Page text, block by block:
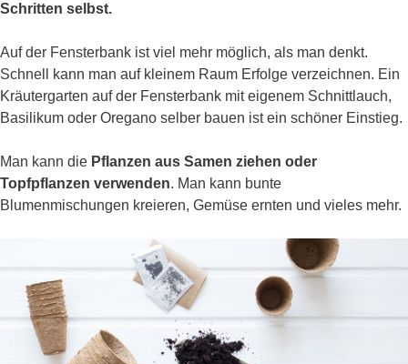
Schritten selbst.
Auf der Fensterbank ist viel mehr möglich, als man denkt.
Schnell kann man auf kleinem Raum Erfolge verzeichnen. Ein
Kräutergarten auf der Fensterbank mit eigenem Schnittlauch,
Basilikum oder Oregano selber bauen ist ein schöner Einstieg.
Man kann die Pflanzen aus Samen ziehen oder
Topfpflanzen verwenden. Man kann bunte
Blumenmischungen kreieren, Gemüse ernten und vieles mehr.